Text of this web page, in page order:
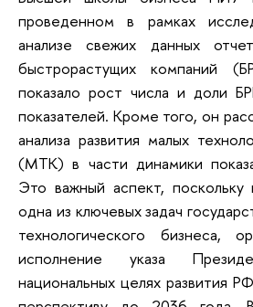
проведенном в рамках
анализе свежих данных
быстрорастущих компаний
показало рост числа и доли
показателей. Кроме того, он
анализа развития малых
(МТК) в части динамики
Это важный аспект,
одна из ключевых задач
технологического бизнеса,
исполнение указа
национальных целях развития